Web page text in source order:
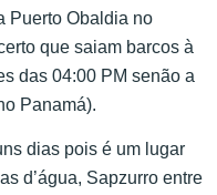
Puerto Obaldia no
que saiam barcos à
das 04:00 PM senão a
Panamá).
dias pois é um lugar
d’água, Sapzurro entre